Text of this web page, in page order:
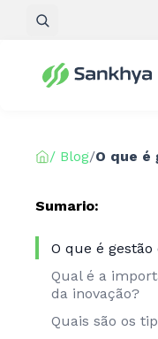
/ Blog/O que é
Sumario:
O que é gestão
Qual é a
da inovação?
Quais são os